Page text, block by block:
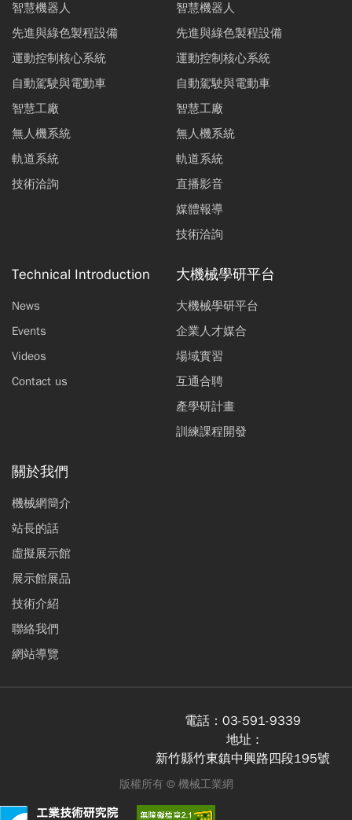
智慧機器人
先進與綠色製程設備
運動控制核心系統
自動駕駛與電動車
智慧工廠
無人機系統
軌道系統
技術洽詢
智慧機器人
先進與綠色製程設備
運動控制核心系統
自動駕駛與電動車
智慧工廠
無人機系統
軌道系統
直播影音
媒體報導
技術洽詢
Technical Introduction
News
Events
Videos
Contact us
大機械學研平台
大機械學研平台
企業人才媒合
場域實習
互通合聘
產學研計畫
訓練課程開發
關於我們
機械網簡介
站長的話
虛擬展示館
展示館展品
技術介紹
聯絡我們
網站導覽
電話： 03-591-9339
地址 :
新竹縣竹東鎮中興路四段195號
版權所有 © 機械工業網